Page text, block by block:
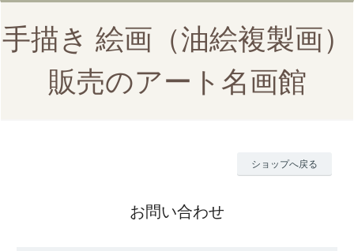
手描き 絵画（油絵複製画）
販売のアート名画館
ショップへ戻る
お問い合わせ